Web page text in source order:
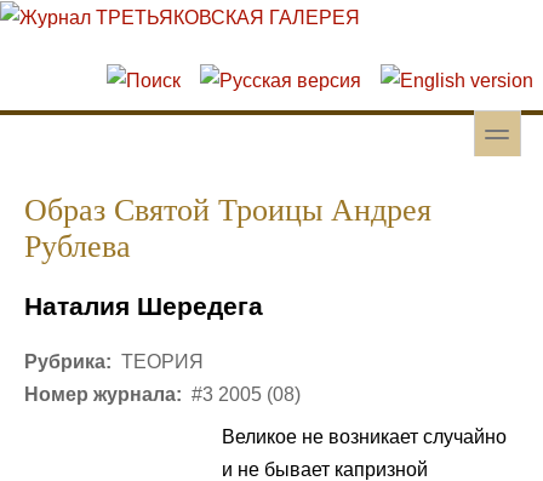
Перейти к основному содержанию
Skip to search
toggle
Образ Святой Троицы Андрея
Рублева
Наталия Шередега
Рубрика: ТЕОРИЯ
Номер журнала: #3 2005 (08)
Великое не возникает случайно
и не бывает капризной